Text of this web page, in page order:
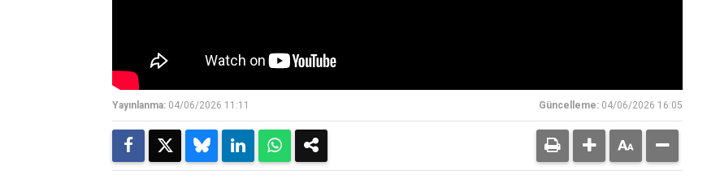
Yayınlanma: 04/06/2026 11:11 Güncelleme: 04/06/2026 16:05